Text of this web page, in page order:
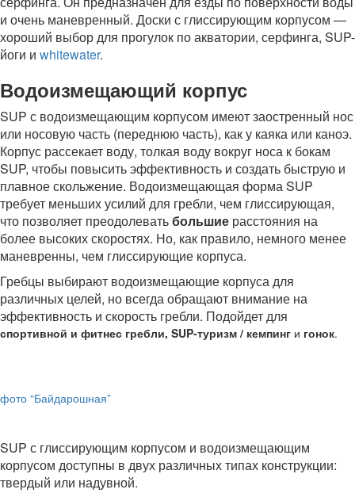
и очень маневренный. Доски с глиссирующим корпусом —
хороший выбор для прогулок по акватории, серфинга, SUP-
йоги и whitewater.
Водоизмещающий корпус
SUP с водоизмещающим корпусом имеют заостренный нос
или носовую часть (переднюю часть), как у каяка или каноэ.
Корпус рассекает воду, толкая воду вокруг носа к бокам
SUP, чтобы повысить эффективность и создать быструю и
плавное скольжение. Водоизмещающая форма SUP
требует меньших усилий для гребли, чем глиссирующая,
что позволяет преодолеватьбольшие расстояния на
более высоких скоростях. Но, как правило, немного менее
маневренны, чем глиссирующие корпуса.
Гребцы выбирают водоизмещающие корпуса для
различных целей, но всегда обращают внимание на
эффективность и скорость гребли. Подойдет для
спортивной и фитнес гребли, SUP-туризм / кемпинг и гонок.
фото “Байдарошная”
SUP с глиссирующим корпусом и водоизмещающим
корпусом доступны в двух различных типах конструкции:
твердый или надувной.